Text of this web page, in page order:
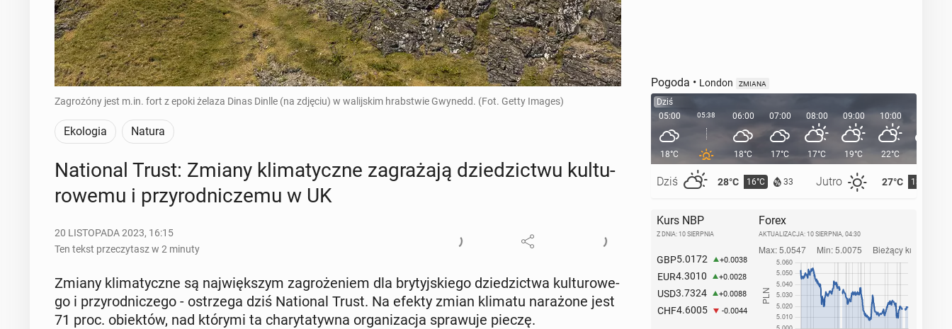
Zagrożóny jest m.in. fort z epoki żelaza Dinas Dinlle (na zdjęciu) w walijskim hrabstwie Gwynedd. (Fot. Getty Images)
Ekologia Natura
Na­tio­nal Trust: Zmiany kli­ma­tycz­ne za­gra­ża­ją dzie­dzic­twu kul­tu­
ro­we­mu i przy­rod­ni­cze­mu w UK
20 LISTOPADA 2023, 16:15
Ten tekst przeczytasz w 2 minuty
Zmiany kli­ma­tycz­ne są naj­więk­szym za­gro­że­niem dla bry­tyj­skie­go dzie­dzic­twa kul­tu­ro­we­
go i przy­rod­ni­cze­go - ostrze­ga dziś Na­tio­nal Trust. Na efekty zmian klimatu na­ra­żo­ne jest
71 proc. obiek­tów, nad którymi ta cha­ry­ta­tyw­na or­ga­ni­za­cja spra­wu­je pieczę.
Pogoda • London ZMIANA
Dziś
05:00
18°C
Dziś 28°C 16°C 33 Jutro 27°C 13°C
05:38 06:00
18°C
07:00
17°C
08:00
17°C
09:00
19°C
10:00
22°C
Kurs NBP
Z DNIA: 10 SIERPNIA
GBP5.0172 +0.0038
EUR4.3010 +0.0028
USD3.7324 +0.0088
CHF4.6005 -0.0044
Forex
AKTUALIZACJA: 10 SIERPNIA, 04:30